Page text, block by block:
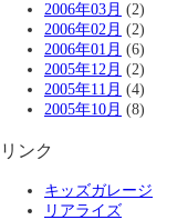
2006年03月 (2)
2006年02月 (2)
2006年01月 (6)
2005年12月 (2)
2005年11月 (4)
2005年10月 (8)
リンク
キッズガレージ
リアライズ